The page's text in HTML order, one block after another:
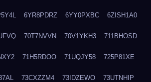
6YR8PDRZ 6YY0PXBC 6ZISH1A0
70T7NVVN 70V1YKH3 711BHOSD
71H5RDOO 71UQJY58 725P81XE
73CXZZM4 73IDZEWO 73UTNHIP